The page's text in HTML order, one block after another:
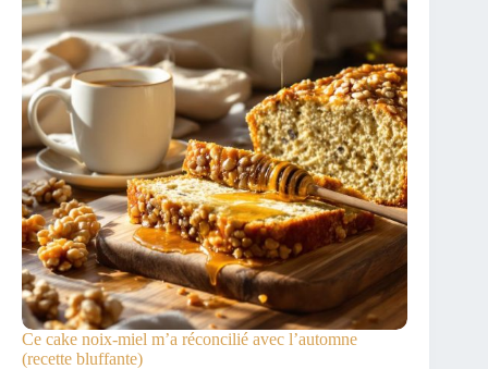
Ce cake noix-miel m’a réconcilié avec l’automne
(recette bluffante)